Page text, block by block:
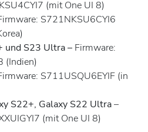
(mit One UI 8)
S721NKSU6CYI6
und S23 Ultra – Firmware:
(Indien)
S711USQU6EYIF (in
S22+, Galaxy S22 Ultra–
(mit One UI 8)